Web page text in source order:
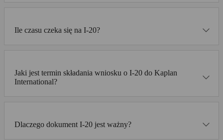
Ile czasu czeka się na I-20?
Jaki jest termin składania wniosku o I-20 do Kaplan
International?
Dlaczego dokument I-20 jest ważny?